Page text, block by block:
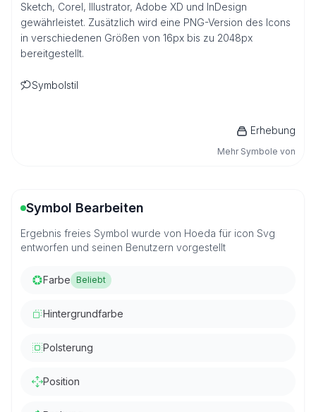
Sketch, Corel, Illustrator, Adobe XD und InDesign
gewährleistet. Zusätzlich wird eine PNG-Version des Icons
in verschiedenen Größen von 16px bis zu 2048px
bereitgestellt.
Symbolstil
Erhebung
Mehr Symbole von
Symbol Bearbeiten
Ergebnis freies Symbol wurde von Hoeda für icon Svg
entworfen und seinen Benutzern vorgestellt
Farbe Beliebt
Hintergrundfarbe
Polsterung
Position